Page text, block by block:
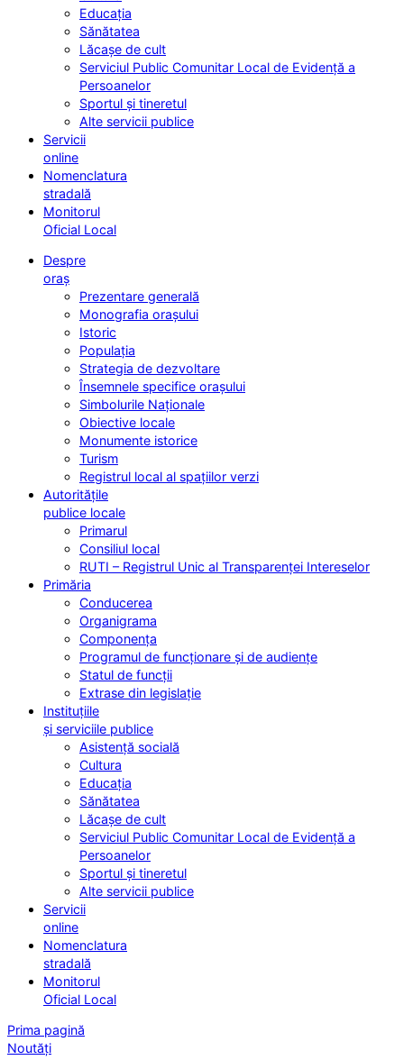
Educația
Sănătatea
Lăcașe de cult
Serviciul Public Comunitar Local de Evidență a
Persoanelor
Sportul și tineretul
Alte servicii publice
Servicii
online
Nomenclatura
stradală
Monitorul
Oficial Local
Despre
oraș
Prezentare generală
Monografia orașului
Istoric
Populația
Strategia de dezvoltare
Însemnele specifice orașului
Simbolurile Naționale
Obiective locale
Monumente istorice
Turism
Registrul local al spațiilor verzi
Autoritățile
publice locale
Primarul
Consiliul local
RUTI – Registrul Unic al Transparenței Intereselor
Primăria
Conducerea
Organigrama
Componența
Programul de funcționare și de audiențe
Statul de funcții
Extrase din legislație
Instituțiile
și serviciile publice
Asistență socială
Cultura
Educația
Sănătatea
Lăcașe de cult
Serviciul Public Comunitar Local de Evidență a
Persoanelor
Sportul și tineretul
Alte servicii publice
Servicii
online
Nomenclatura
stradală
Monitorul
Oficial Local
Prima pagină
Noutăți